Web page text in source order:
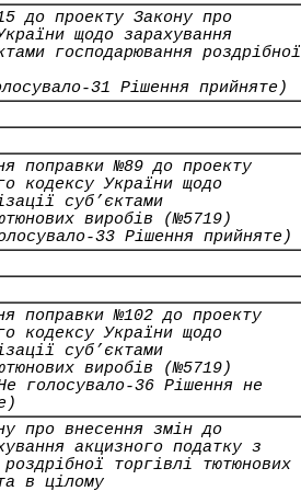
до проекту Закону про
щодо зарахування
господарювання роздрібної
31 Рішення прийняте)
поправки №89 до проекту
кодексу України щодо
суб’єктами
виробів (№5719)
33 Рішення прийняте)
поправки №102 до проекту
кодексу України щодо
суб’єктами
виробів (№5719)
голосувало-36 Рішення не
про внесення змін до
акцизного податку з
торгівлі тютюнових
в цілому